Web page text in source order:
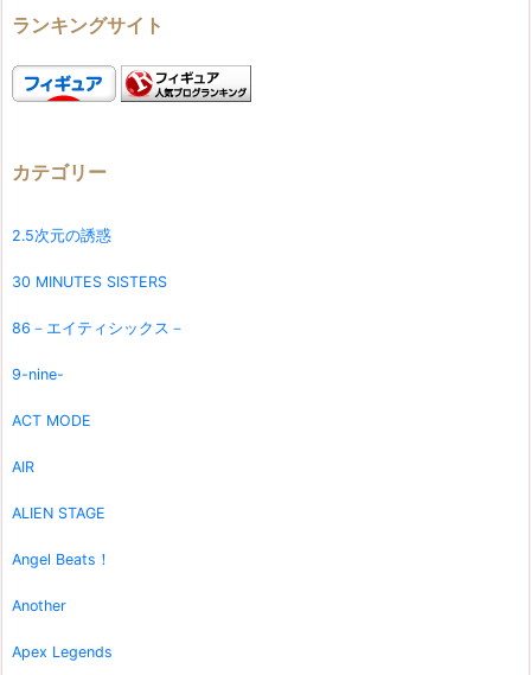
ランキングサイト
カテゴリー
2.5次元の誘惑
30 MINUTES SISTERS
86－エイティシックス－
9-nine-
ACT MODE
AIR
ALIEN STAGE
Angel Beats！
Another
Apex Legends